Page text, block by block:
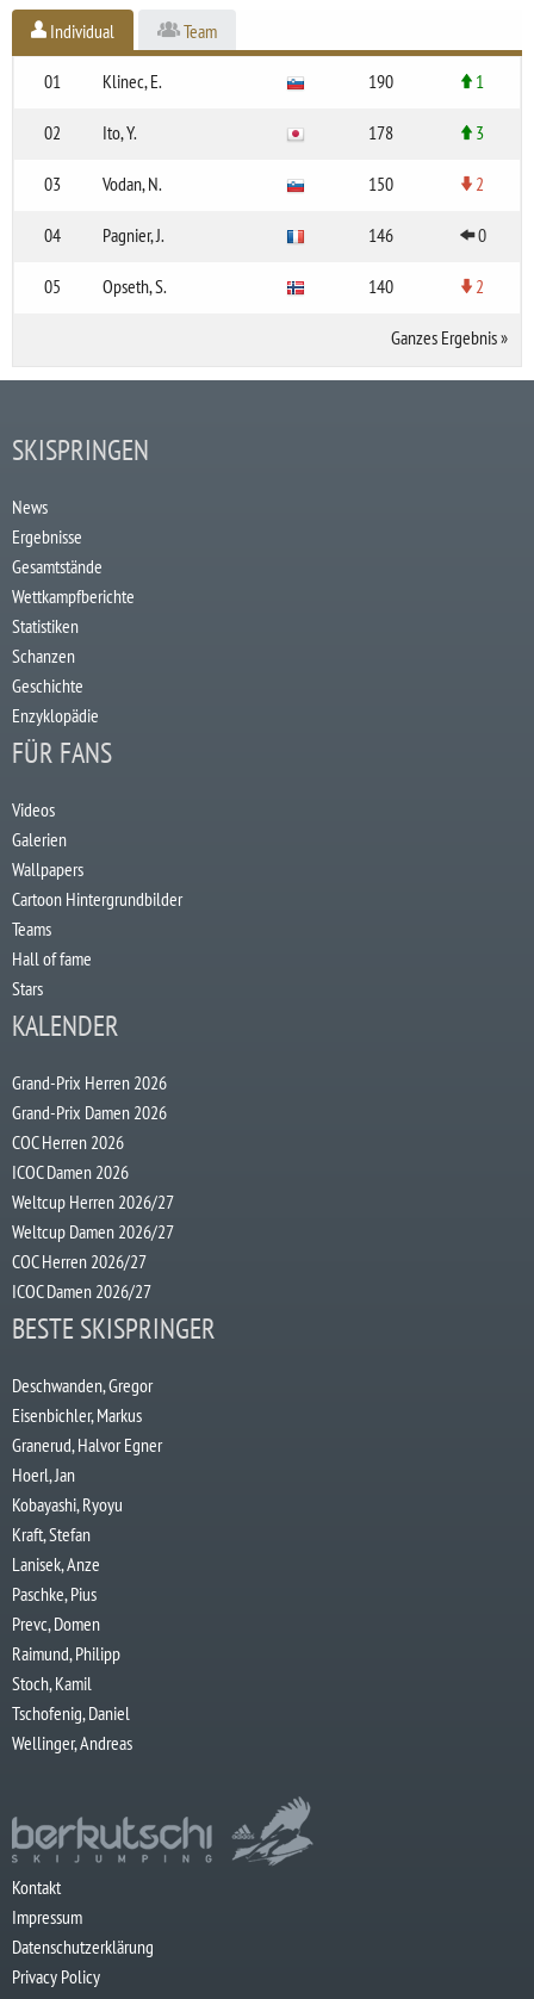
Individual Team
01 Klinec, E. 190 1
02 Ito, Y. 178 3
03 Vodan, N. 150 2
04 Pagnier, J. 146 0
05 Opseth, S. 140 2
Ganzes Ergebnis»
SKISPRINGEN
News
Ergebnisse
Gesamtstände
Wettkampfberichte
Statistiken
Schanzen
Geschichte
Enzyklopädie
FÜR FANS
Videos
Galerien
Wallpapers
Cartoon Hintergrundbilder
Teams
Hall of fame
Stars
KALENDER
Grand-Prix Herren 2026
Grand-Prix Damen 2026
COC Herren 2026
ICOC Damen 2026
Weltcup Herren 2026/27
Weltcup Damen 2026/27
COC Herren 2026/27
ICOC Damen 2026/27
BESTE SKISPRINGER
Deschwanden, Gregor
Eisenbichler, Markus
Granerud, Halvor Egner
Hoerl, Jan
Kobayashi, Ryoyu
Kraft, Stefan
Lanisek, Anze
Paschke, Pius
Prevc, Domen
Raimund, Philipp
Stoch, Kamil
Tschofenig, Daniel
Wellinger, Andreas
Kontakt
Impressum
Datenschutzerklärung
Privacy Policy